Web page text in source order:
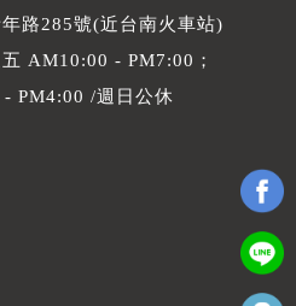
路285號(近台南火車站)
AM10:00 - PM7:00；
PM4:00 /週日公休